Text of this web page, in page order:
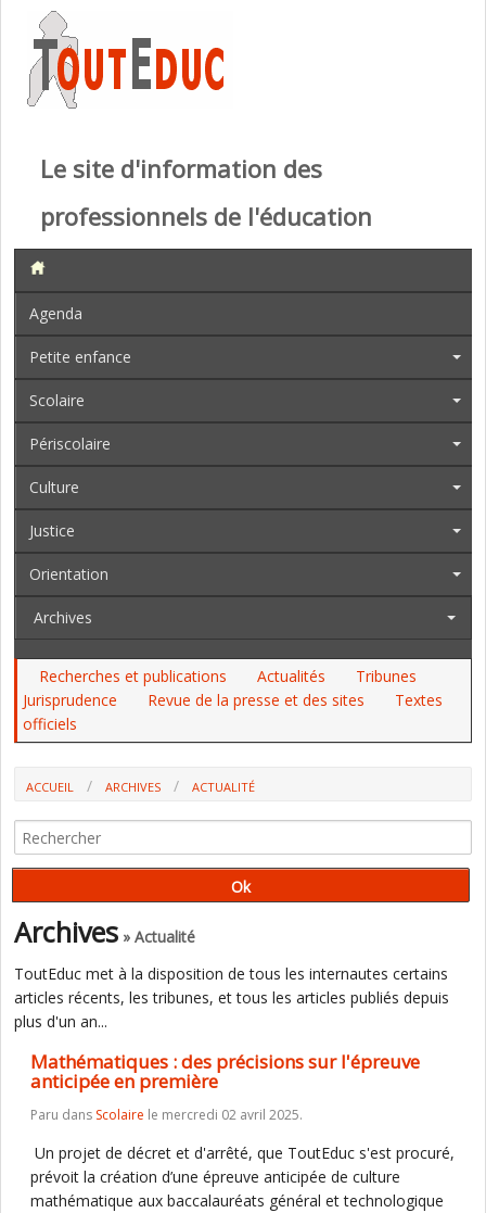
Le site d'information des
professionnels de l'éducation
Agenda
Petite enfance
Scolaire
Périscolaire
Culture
Justice
Orientation
Archives
Recherches et publications Actualités
Tribunes
Jurisprudence
Revue de la presse et des sites
Textes
officiels
ACCUEIL ARCHIVES
ACTUALITÉ
PREMIÈRE
Archives » Actualité
ToutEduc met à la disposition de tous les internautes certains
articles récents, les tribunes, et tous les articles publiés depuis
plus d'un an...
Mathématiques : des précisions sur l'épreuve
anticipée en première
Paru dans Scolaire le mercredi 02 avril 2025.
Un projet de décret et d'arrêté, que ToutEduc s'est procuré,
prévoit la création d’une épreuve anticipée de culture
mathématique aux baccalauréats général et technologique